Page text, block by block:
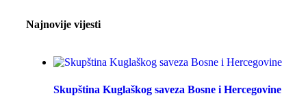
Najnovije vijesti
Skupština Kuglaškog saveza Bosne i Hercegovine